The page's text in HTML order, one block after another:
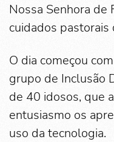
Nossa Senhora de
cuidados
O dia começou
grupo de Inclusão
de 40 idosos, que
entusiasmo os
uso da tecnologia.